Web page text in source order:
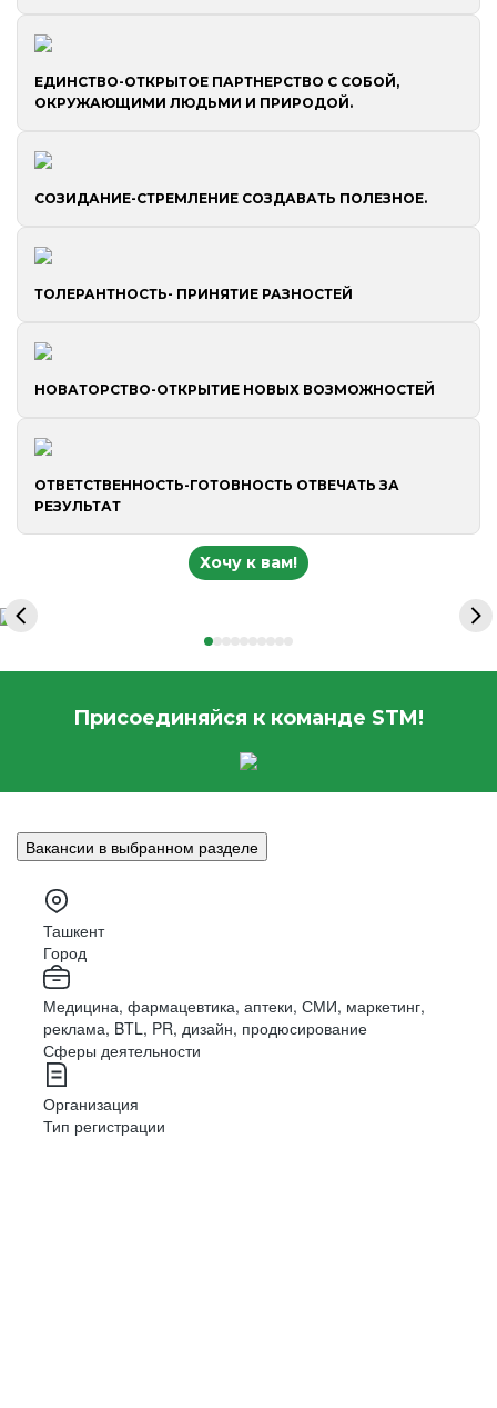
ЕДИНСТВО-ОТКРЫТОЕ ПАРТНЕРСТВО С СОБОЙ,
ОКРУЖАЮЩИМИ ЛЮДЬМИ И ПРИРОДОЙ.
СОЗИДАНИЕ-СТРЕМЛЕНИЕ СОЗДАВАТЬ ПОЛЕЗНОЕ.
ТОЛЕРАНТНОСТЬ- ПРИНЯТИЕ РАЗНОСТЕЙ
НОВАТОРСТВО-ОТКРЫТИЕ НОВЫХ ВОЗМОЖНОСТЕЙ
ОТВЕТСТВЕННОСТЬ-ГОТОВНОСТЬ ОТВЕЧАТЬ ЗА
РЕЗУЛЬТАТ
Хочу к вам!
Присоединяйся к команде STM!
Вакансии в выбранном разделе
Ташкент
Город
Медицина, фармацевтика, аптеки, СМИ, маркетинг,
реклама, BTL, PR, дизайн, продюсирование
Сферы деятельности
Организация
Тип регистрации